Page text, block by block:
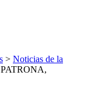
> Noticias de la